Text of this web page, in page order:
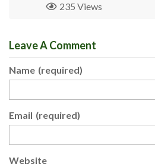
235 Views
Leave A Comment
Name (required)
Email (required)
Website